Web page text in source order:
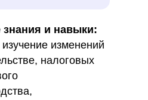
и навыки:
изменений
налоговых